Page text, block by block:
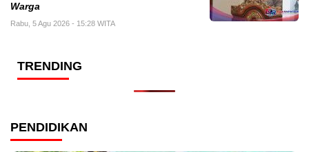
Warga
Rabu, 5 Agu 2026 - 15:28 WITA
TRENDING
PENDIDIKAN